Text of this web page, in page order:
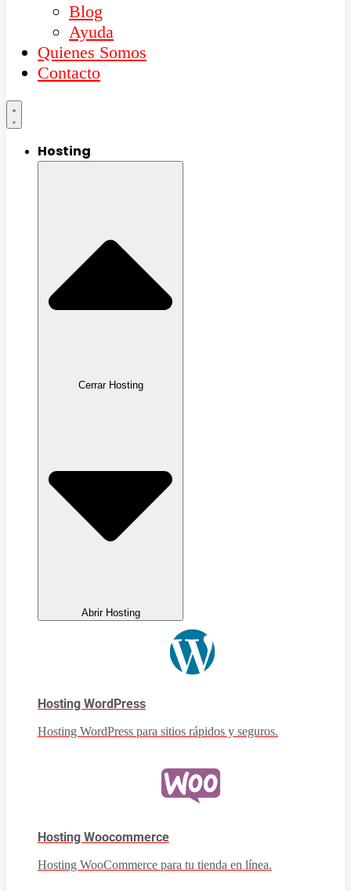
Blog
Ayuda
Quienes Somos
Contacto
Hosting
Cerrar Hosting
Abrir Hosting
Hosting WordPress
Hosting WordPress para sitios rápidos y seguros.
Hosting Woocommerce
Hosting WooCommerce para tu tienda en línea.